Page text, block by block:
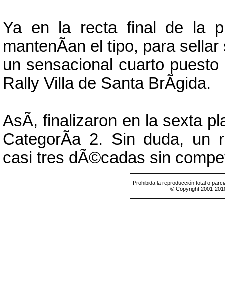
Ya en la recta final de la
mantenÃ­an el tipo, para
un sensacional cuarto
Rally Villa de Santa BrÃ­gida.
AsÃ­, finalizaron en la sexta
CategorÃ­a 2. Sin duda, un
casi tres dÃ©cadas sin
Prohibida la reproducción total o
© Copyright 2001-